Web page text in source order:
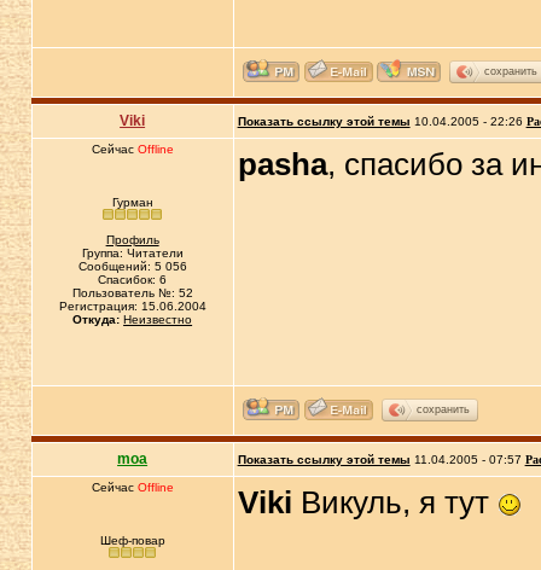
сохранить
Viki Показать ссылку этой темы 10.04.2005 - 22:26
Сейчас Offline
Гурман
Профиль
Группа: Читатели
Сообщений: 5 056
Спасибок: 6
Пользователь №: 52
Регистрация: 15.06.2004
Откуда: Неизвестно
pasha, спасибо за
сохранить
moa Показать ссылку этой темы 11.04.2005 - 07:57
Сейчас Offline
Шеф-повар
Viki Викуль, я тут